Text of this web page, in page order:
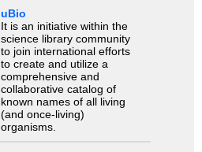
uBio
It is an initiative within the
science library community
to join international efforts
to create and utilize a
comprehensive and
collaborative catalog of
known names of all living
(and once-living)
organisms.